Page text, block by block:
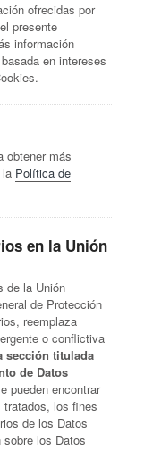
ofrecidas por
presente
información
en intereses
obtener más
Política de
en la Unión
de la Unión
de Protección
reemplaza
o conflictiva
sección titulada
de Datos
pueden encontrar
los fines
de los Datos
los Datos